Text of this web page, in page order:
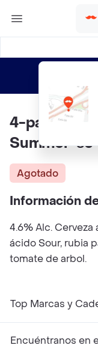
4-pack
Summer-sé
Agotado
Información
4.6% Alc.
ácido Sour, rubia
tomate de arbol.
Top Marcas y
Encuéntranos en